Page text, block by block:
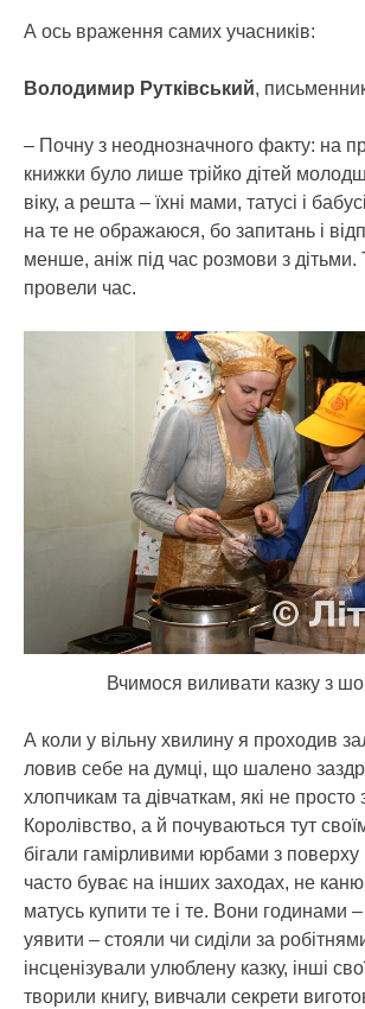
А ось враження самих учасників:
Володимир Рутківський,
– Почну з неоднозначного факту: на
книжки було лише трійко дітей
віку, а решта – їхні мами, татусі і
на те не ображаюся, бо запитань і
менше, аніж під час розмови з
провели час.
Вчимося виливати казку з
А коли у вільну хвилину я проходив
ловив себе на думці, що шалено
хлопчикам та дівчаткам, які не просто
Королівство, а й почуваються тут
бігали гамірливими юрбами з
часто буває на інших заходах, не
матусь купити те і те. Вони
уявити – стояли чи сиділи за
інсценізували улюблену казку, інші
творили книгу, вивчали секрети